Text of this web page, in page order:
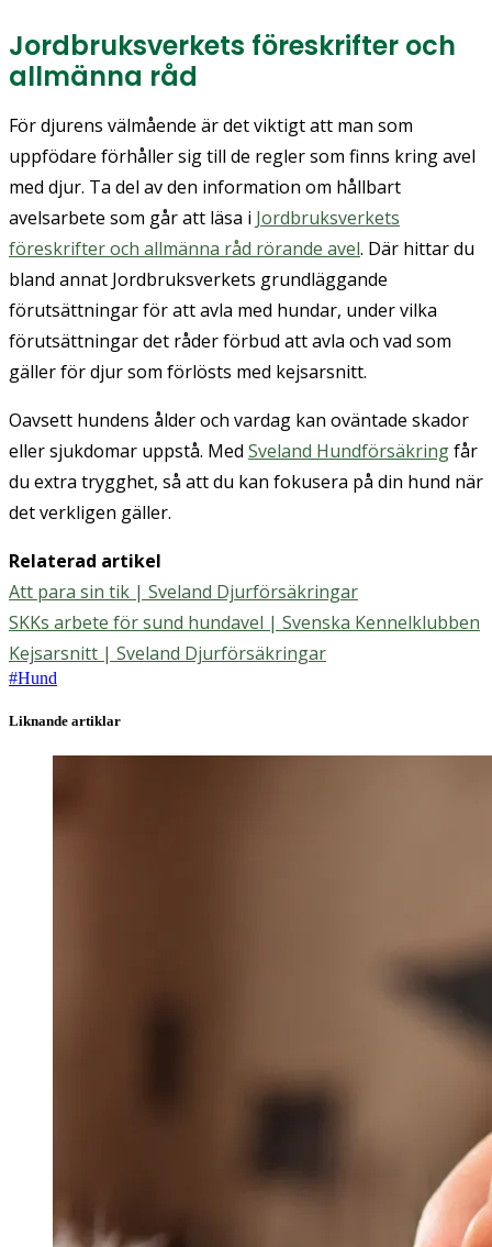
Jordbruksverkets föreskrifter och
allmänna råd
För djurens välmående är det viktigt att man som
uppfödare förhåller sig till de regler som finns kring avel
med djur. Ta del av den information om hållbart
avelsarbete som går att läsa i Jordbruksverkets
föreskrifter och allmänna råd rörande avel. Där hittar du
bland annat Jordbruksverkets grundläggande
förutsättningar för att avla med hundar, under vilka
förutsättningar det råder förbud att avla och vad som
gäller för djur som förlösts med kejsarsnitt.
Oavsett hundens ålder och vardag kan oväntade skador
eller sjukdomar uppstå. Med Sveland Hundförsäkringfår
du extra trygghet, så att du kan fokusera på din hund när
det verkligen gäller.
Relaterad artikel
Att para sin tik | Sveland Djurförsäkringar
SKKs arbete för sund hundavel | Svenska Kennelklubben
Kejsarsnitt | Sveland Djurförsäkringar
#Hund
Liknande artiklar